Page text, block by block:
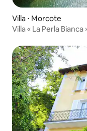
Villa ⋅ Morcote
Villa « La Perla